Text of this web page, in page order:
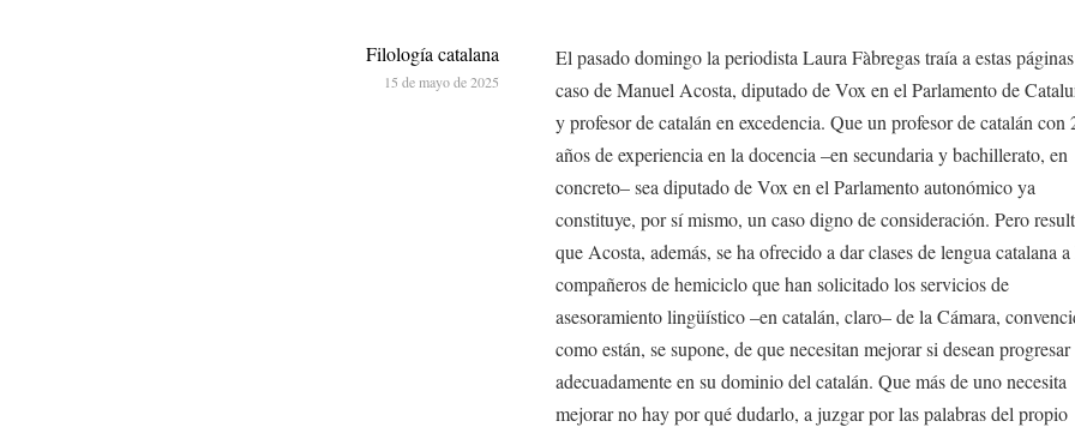
El pasado domingo la periodista Laura Fàbregas traía a estas
caso de Manuel Acosta, diputado de Vox en el Parlamento de
y profesor de catalán en excedencia. Que un profesor de catalán con
años de experiencia en la docencia –en secundaria y bachillerato, en
concreto– sea diputado de Vox en el Parlamento autonómico ya
constituye, por sí mismo, un caso digno de consideración. Pero
que Acosta, además, se ha ofrecido a dar clases de lengua catalana
compañeros de hemiciclo que han solicitado los servicios de
asesoramiento lingüístico –en catalán, claro– de la Cámara,
como están, se supone, de que necesitan mejorar si desean progresar
adecuadamente en su dominio del catalán. Que más de uno necesita
mejorar no hay por qué dudarlo, a juzgar por las palabras del propio
Filología catalana
15 de mayo de 2025